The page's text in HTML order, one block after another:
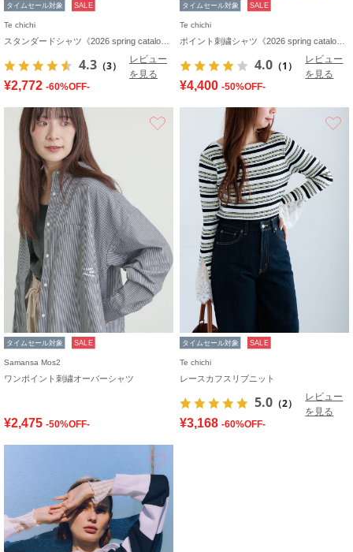
タイムセール対象 SALE
Te chichi
4.3 （3）
レビュー
を見る
¥2,772 -60%OFF-
タイムセール対象 SALE
Te chichi
4.0 （1）
レビュー
を見る
¥4,400 -50%OFF-
タイムセール対象 SALE
Samansa Mos2
ワンポイント刺繍オーバーシャツ
¥2,475 -50%OFF-
タイムセール対象 SALE
Te chichi
レースカフスリブニット
5.0 （2）
レビュー
を見る
¥3,168 -60%OFF-